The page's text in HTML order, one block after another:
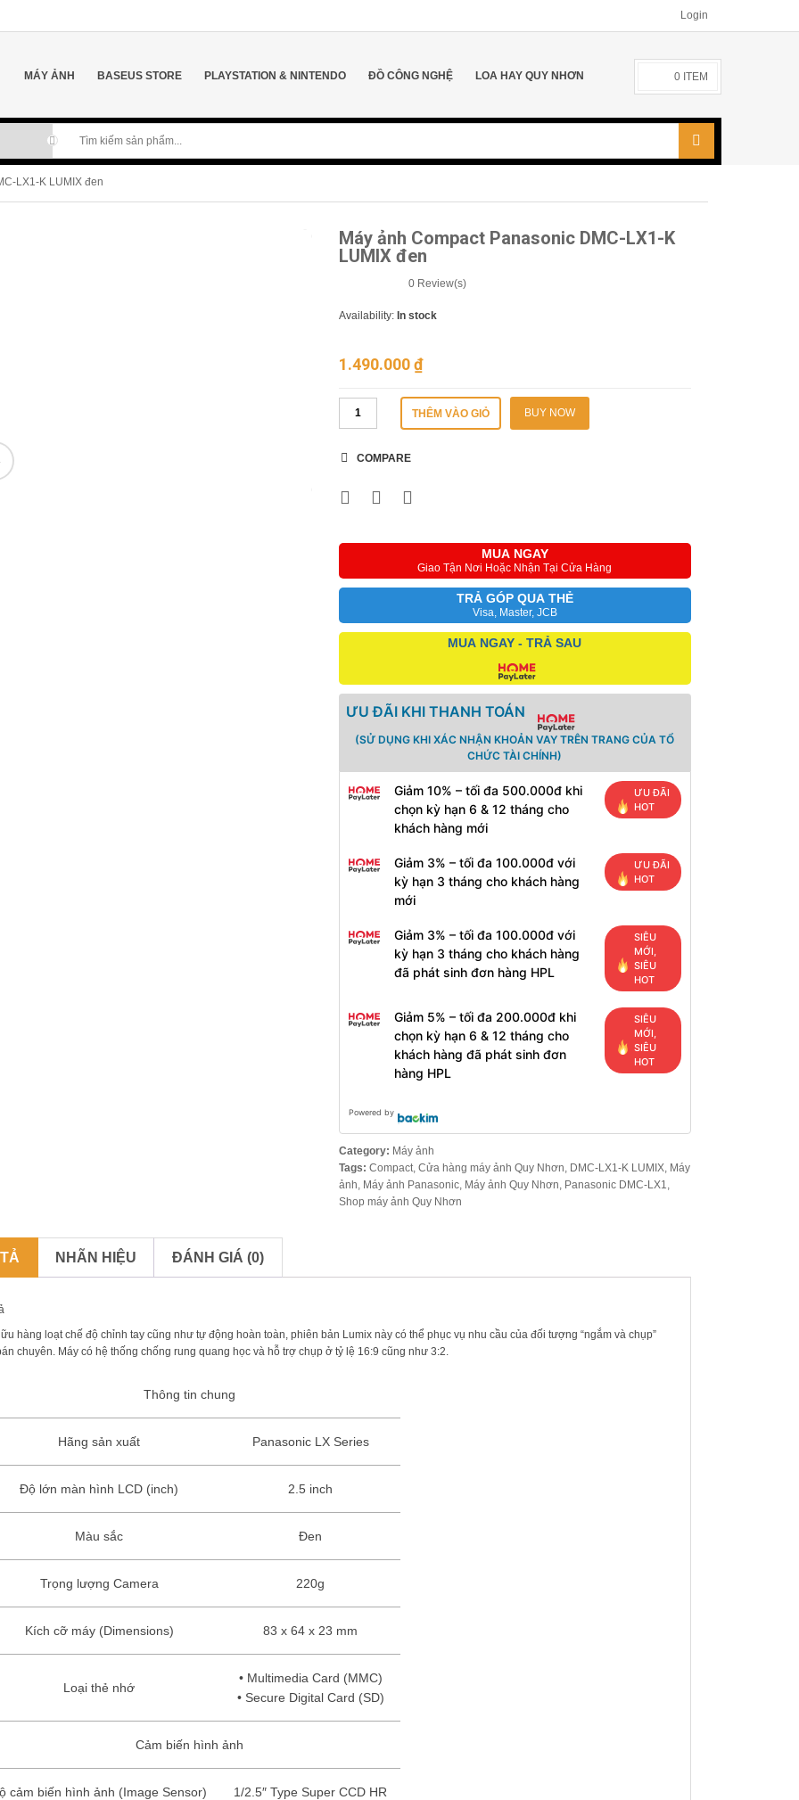
Login
MÁY ẢNH BASEUS STORE PLAYSTATION & NINTENDO ĐỒ CÔNG NGHỆ LOA HAY QUY NHƠN 0 ITEM
LX1-K LUMIX đen
Máy ảnh Compact Panasonic DMC-LX1-K
LUMIX đen
0Review(s)
Availability: In stock
1.490.000₫
THÊM VÀO GIỎ BUY NOW
COMPARE
MUA NGAY
Giao Tận Nơi Hoặc Nhận Tại Cửa Hàng
TRẢ GÓP QUA THẺ
Visa, Master, JCB
MUA NGAY - TRẢ SAU
ƯU ĐÃI KHI THANH TOÁN
(SỬ DỤNG KHI XÁC NHẬN KHOẢN VAY TRÊN TRANG CỦA TỔ
CHỨC TÀI CHÍNH)
Giảm 10% – tối đa 500.000đ khi
chọn kỳ hạn 6 & 12 tháng cho
khách hàng mới
ƯU ĐÃI
HOT
Giảm 3% – tối đa 100.000đ với
kỳ hạn 3 tháng cho khách hàng
mới
ƯU ĐÃI
HOT
Giảm 3% – tối đa 100.000đ với
kỳ hạn 3 tháng cho khách hàng
đã phát sinh đơn hàng HPL
SIÊU
MỚI,
SIÊU
HOT
Giảm 5% – tối đa 200.000đ khi
chọn kỳ hạn 6 & 12 tháng cho
khách hàng đã phát sinh đơn
hàng HPL
SIÊU
MỚI,
SIÊU
HOT
Powered by
Category: Máy ảnh
Tags: Compact, Cửa hàng máy ảnh Quy Nhơn DMC-LX1-K LUMIX, Máy
ảnh Máy ảnh Panasonic, Máy ảnh Quy Nhơn Panasonic DMC-LX1
Shop máy ảnh Quy Nhơn
NHÃN HIỆU ĐÁNH GIÁ (0)
hàng loạt chế độ chỉnh tay cũng như tự động hoàn toàn, phiên bản Lumix này có thể phục vụ nhu cầu của đối tượng “ngắm và chụp”
chuyên. Máy có hệ thống chống rung quang học và hỗ trợ chụp ở tỷ lệ 16:9 cũng như 3:2.
Thông tin chung
Hãng sản xuất Panasonic LX Series
Độ lớn màn hình LCD (inch) 2.5 inch
Màu sắc Đen
Trọng lượng Camera 220g
Kích cỡ máy (Dimensions) 83 x 64 x 23 mm
Loại thẻ nhớ
• Multimedia Card (MMC)
• Secure Digital Card (SD)
Cảm biến hình ảnh
cảm biến hình ảnh (Image Sensor) 1/2.5″ Type Super CCD HR